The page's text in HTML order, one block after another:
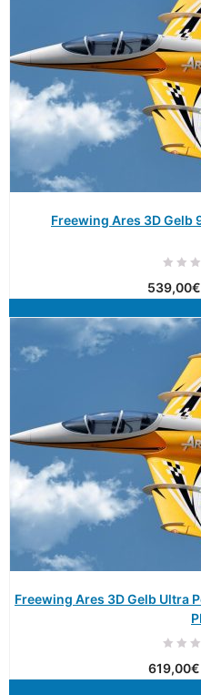
Freewing Ares 3D Gelb
539,00€
Freewing Ares 3D Gelb Ultra
619,00€